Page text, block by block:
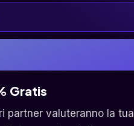
Gratis
partner valuteranno la tua